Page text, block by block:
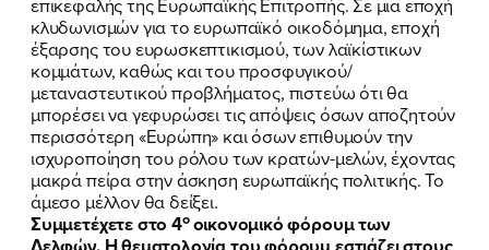
κλυδωνισμών για το ευρωπαϊκό οικοδόμημα, εποχή
έξαρσης του ευρωσκεπτικισμού, των λαϊκίστικων
κομμάτων, καθώς και του προσφυγικού/
μεταναστευτικού προβλήματος, πιστεύω ότι θα
μπορέσει να γεφυρώσει τις απόψεις όσων αποζητούν
περισσότερη «Ευρώπη» και όσων επιθυμούν την
ισχυροποίηση του ρόλου των κρατών-μελών, έχοντας
μακρά πείρα στην άσκηση ευρωπαϊκής πολιτικής. Το
άμεσο μέλλον θα δείξει.
Συμμετέχετε στο 4οοικονομικό φόρουμ των